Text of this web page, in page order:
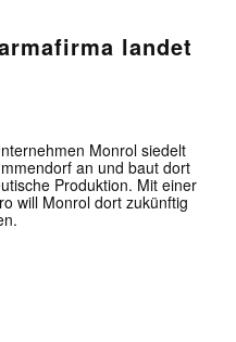
landet
Monrol siedelt
an und baut dort
Produktion. Mit einer
will Monrol dort zukünftig